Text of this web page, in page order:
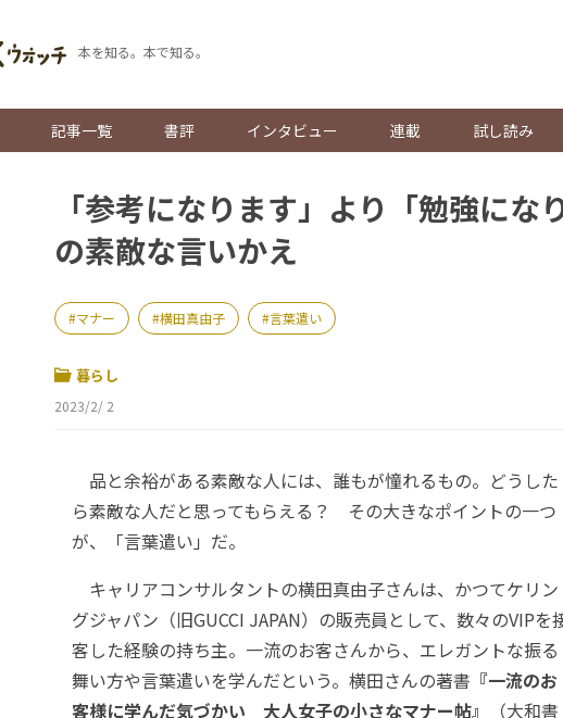
本を知る。本で知る。
記事一覧 書評 インタビュー 連載 試し読み
「参考になります」より「勉強に
の素敵な言いかえ
マナー 横田真由子 言葉遣い
暮らし
2023/2/ 2
品と余裕がある素敵な人には、誰もが憧れるもの。どうした
ら素敵な人だと思ってもらえる？ その大きなポイントの一つ
が、「言葉遣い」だ。
キャリアコンサルタントの横田真由子さんは、かつてケリン
グジャパン（旧GUCCI JAPAN）の販売員として、数々のVIPを
客した経験の持ち主。一流のお客さんから、エレガントな振る
舞い方や言葉遣いを学んだという。横田さんの著書 『一流のお
客様に学んだ気づかい 大人女子の小さなマナー帖』
（大和書